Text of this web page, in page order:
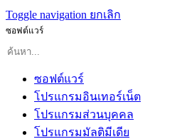
Toggle navigation ยกเลิก
ซอฟต์แวร์
ซอฟต์แวร์
โปรแกรมอินเทอร์เน็ต
โปรแกรมส่วนบุคคล
โปรแกรมมัลติมีเดีย